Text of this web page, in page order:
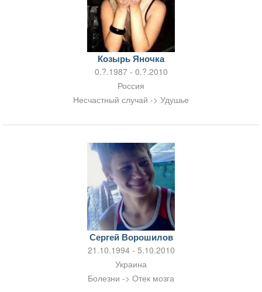
Козырь Яночка
0.?.1987 - 0.?.2010
Россия
Несчастный случай -> Удушье
Сергей Ворошилов
21.10.1994 - 5.10.2010
Украина
Болезни -> Отек мозга